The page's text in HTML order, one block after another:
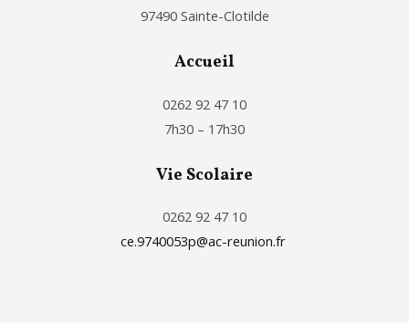
97490 Sainte-Clotilde
Accueil
0262 92 47 10
7h30 – 17h30
Vie Scolaire
0262 92 47 10
ce.9740053p@ac-reunion.fr